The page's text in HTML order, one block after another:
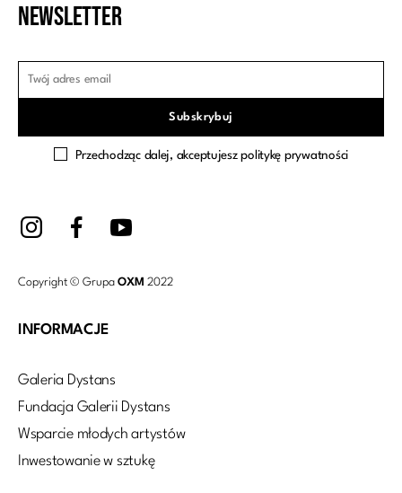
Newsletter
Przechodząc dalej, akceptujesz politykę prywatności
Copyright © Grupa OXM 2022
INFORMACJE
Galeria Dystans
Fundacja Galerii Dystans
Wsparcie młodych artystów
Inwestowanie w sztukę